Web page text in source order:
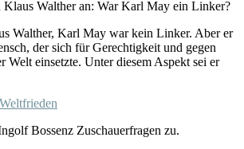
Klaus Walther an: War Karl May ein Linker?
Walther, Karl May war kein Linker. Aber er
der sich für Gerechtigkeit und gegen
Welt einsetzte. Unter diesem Aspekt sei er
Bossenz Zuschauerfragen zu.